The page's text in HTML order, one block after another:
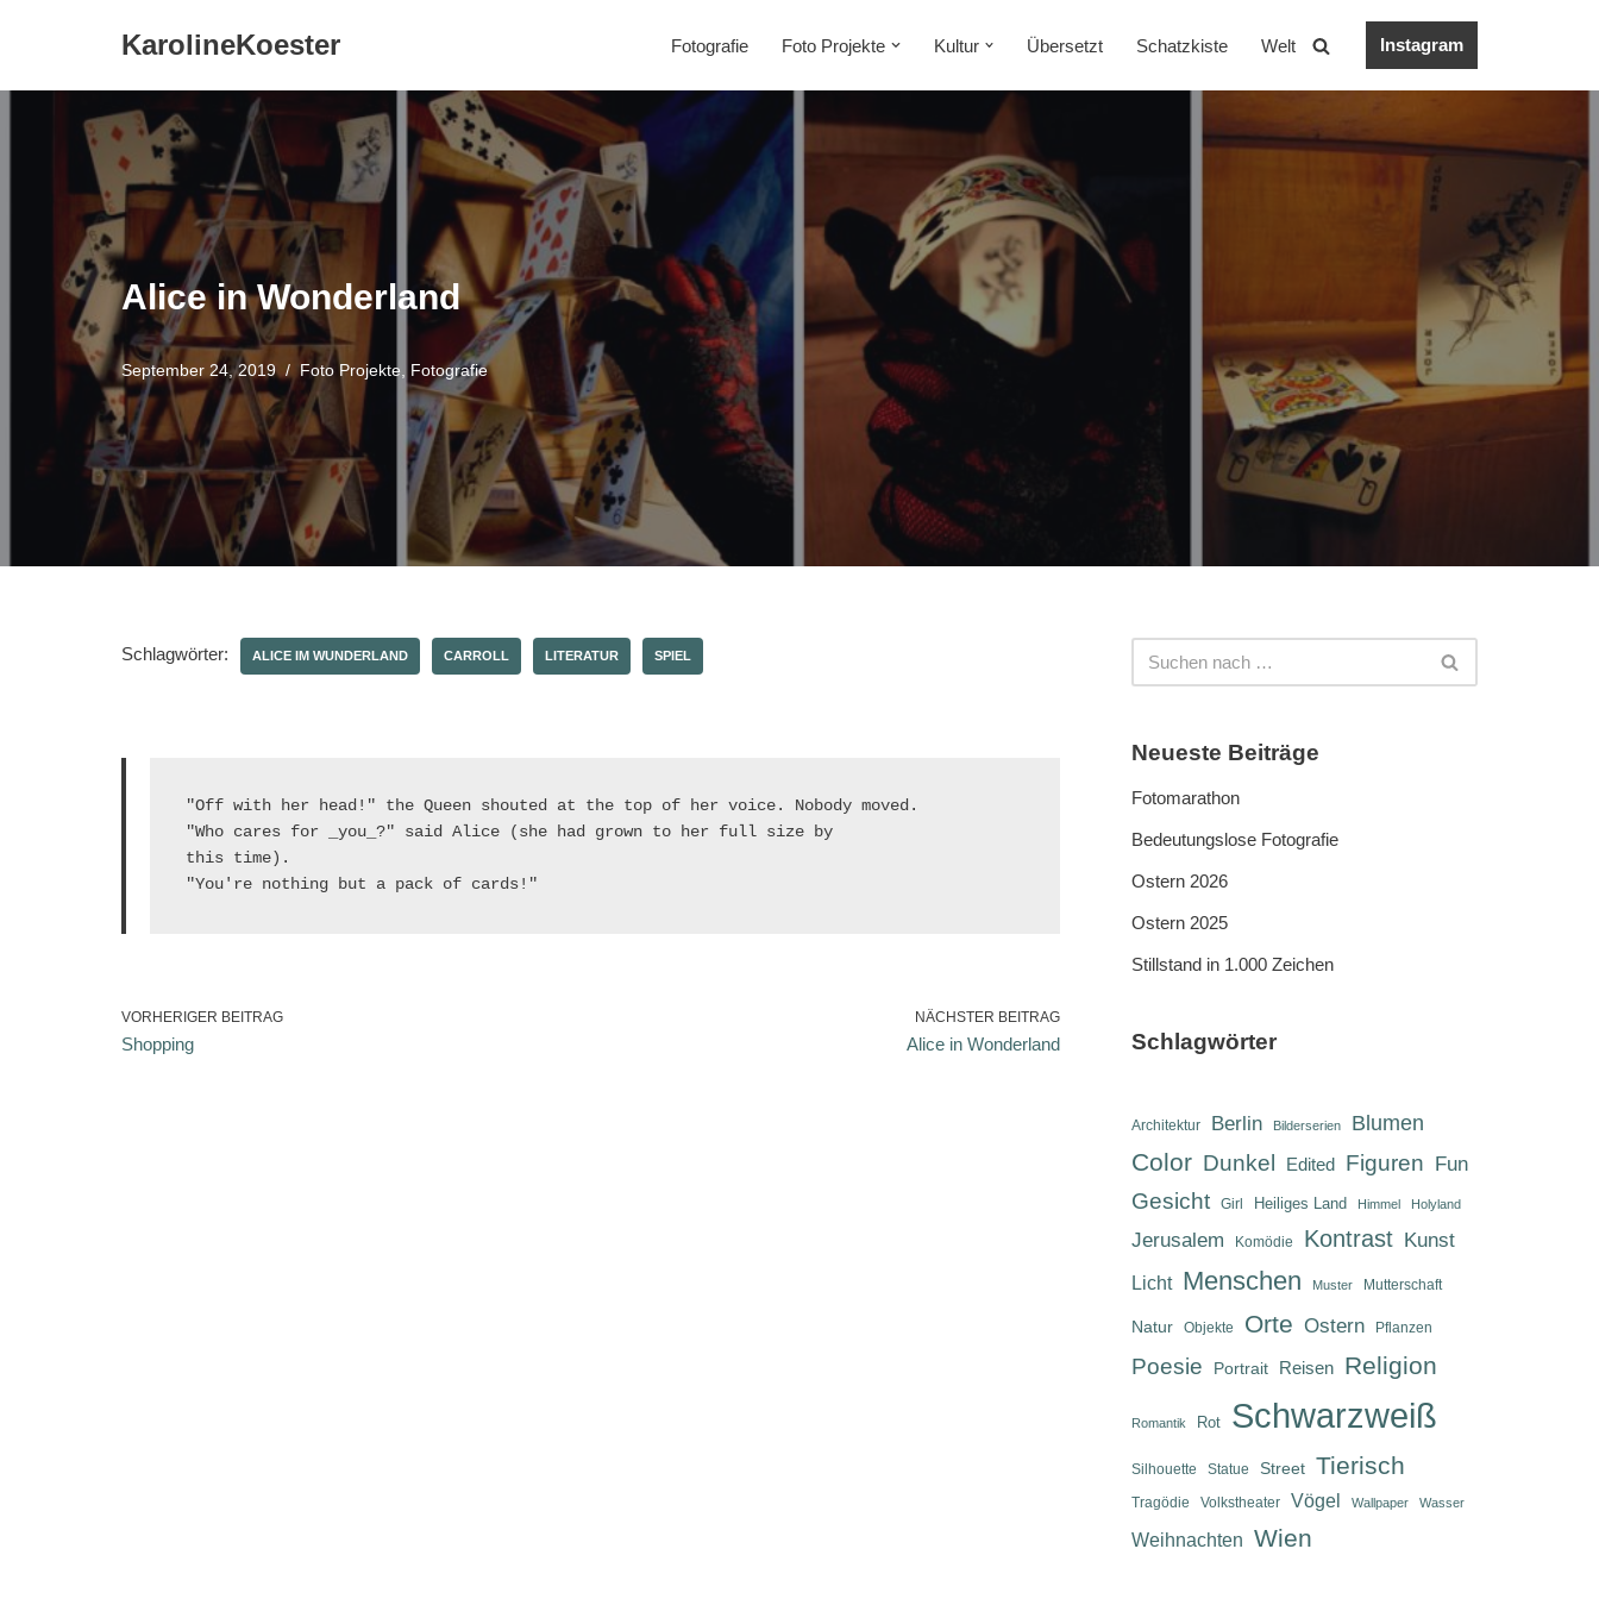
Inhalt
springen
KarolineKoester Fotografie Foto Projekte Kultur Übersetzt Schatzkiste Welt Instagram
Alice in Wonderland
September 24, 2019 Foto Projekte, Fotografie
Schlagwörter: ALICE IM WUNDERLAND CARROLL LITERATUR SPIEL
"Off with her head!" the Queen shouted at the top of her voice. Nobody moved.
"Who cares for _you_?" said Alice (she had grown to her full size by
this time).
"You're nothing but a pack of cards!"
VORHERIGER BEITRAG
Shopping
NÄCHSTER BEITRAG
Alice in Wonderland
Neueste Beiträge
Fotomarathon
Bedeutungslose Fotografie
Ostern 2026
Ostern 2025
Stillstand in 1.000 Zeichen
Schlagwörter
Architektur Berlin Bilderserien Blumen
Color Dunkel Edited Figuren Fun
Gesicht Girl Heiliges Land Himmel Holyland
Jerusalem Komödie Kontrast Kunst
Licht Menschen Muster Mutterschaft
Natur Objekte Orte Ostern Pflanzen
Poesie Portrait Reisen Religion
Romantik Rot Schwarzweiß
Silhouette Statue Street Tierisch
Tragödie Volkstheater Vögel Wallpaper Wasser
Weihnachten Wien